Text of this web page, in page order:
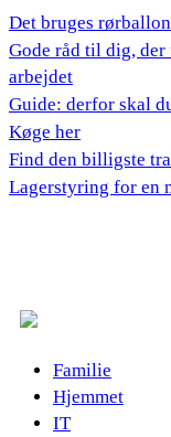
Det bruges
Gode råd til dig,
arbejdet
Guide: derfor skal
Køge her
Find den billigste
Lagerstyring for en
Familie
Hjemmet
IT